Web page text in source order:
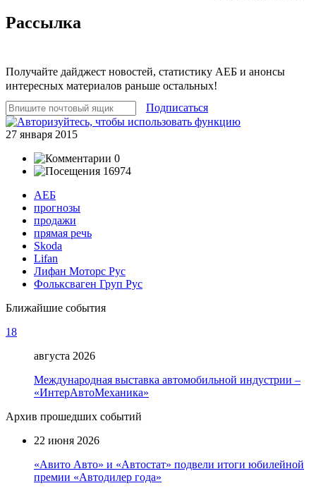
Рассылка
Получайте дайджест новостей, статистику АЕБ и анонсы
интересных материалов раньше остальных!
Подписаться
27 января 2015
0
16974
АЕБ
прогнозы
продажи
прямая речь
Skoda
Lifan
Лифан Моторс Рус
Фольксваген Груп Рус
Ближайшие события
18
августа 2026
Международная выставка автомобильной индустрии –
«ИнтерАвтоМеханика»
Архив прошедших событий
22 июня 2026
«Авито Авто» и «Автостат» подвели итоги юбилейной
премии «Автодилер года»